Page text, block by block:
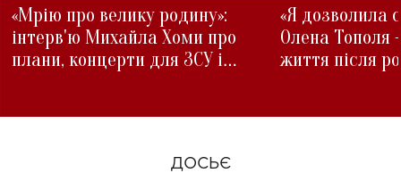
«Мрію про велику родину»:
інтерв'ю Михайла Хоми про
плани, концерти для ЗСУ і
«Я дозволила
Олена Тополя
життя після
ДОСЬЄ